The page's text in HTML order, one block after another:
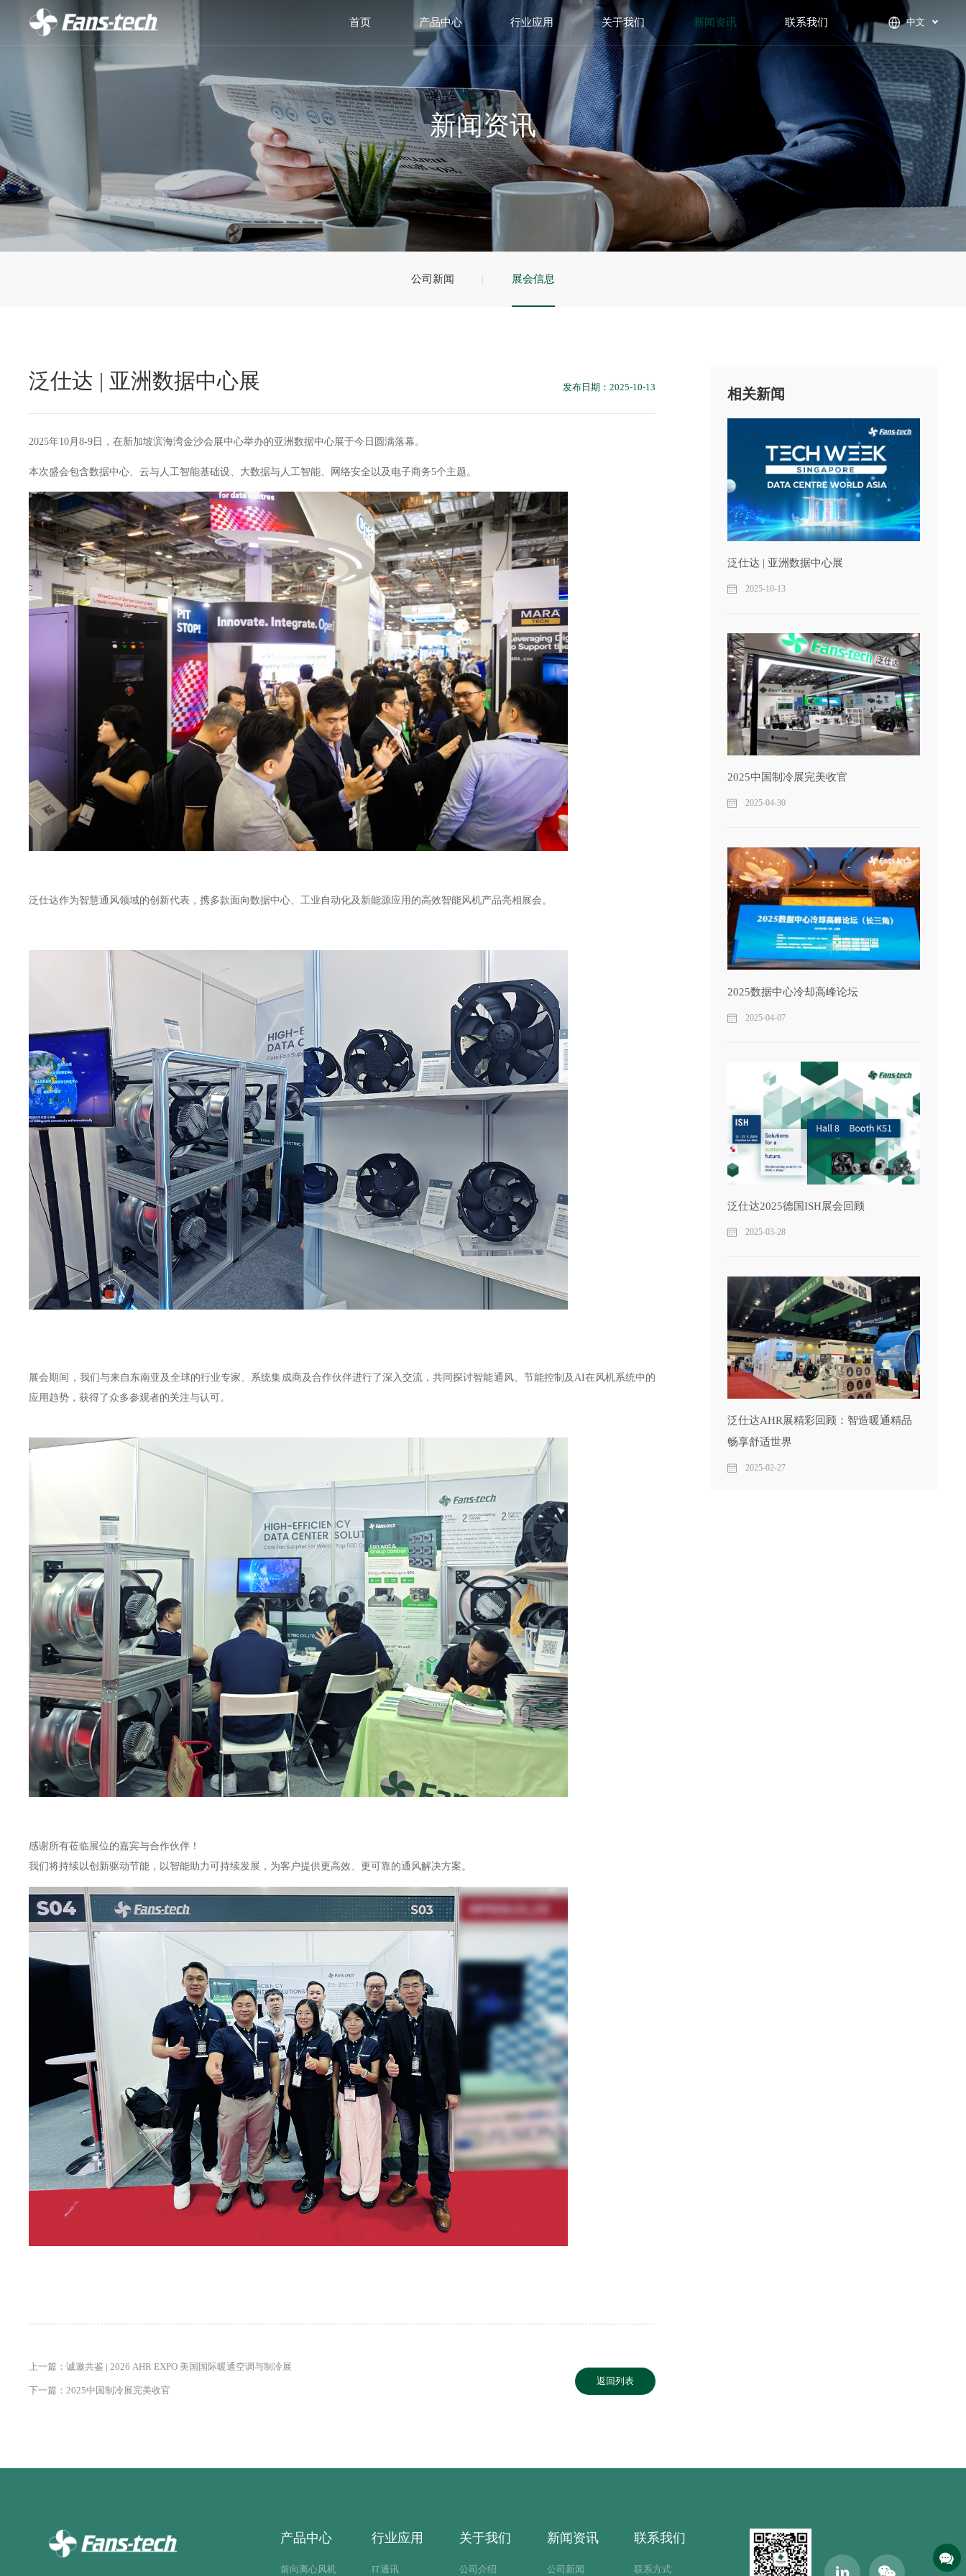
首页 产品中心 行业应用 关于我们 新闻资讯 联系我们 中文
新闻资讯
公司新闻 展会信息
泛仕达 | 亚洲数据中心展 发布日期：2025-10-13
2025年10月8-9日，在新加坡滨海湾金沙会展中心举办的亚洲数据中心展于今日圆满落幕。
本次盛会包含数据中心、云与人工智能基础设、大数据与人工智能、网络安全以及电子商务5个主题。
泛仕达作为智慧通风领域的创新代表，携多款面向数据中心、工业自动化及新能源应用的高效智能风机产品亮相展会。
展会期间，我们与来自东南亚及全球的行业专家、系统集成商及合作伙伴进行了深入交流，共同探讨智能通风、节能控制及AI在风机系统中的
应用趋势，获得了众多参观者的关注与认可。
感谢所有莅临展位的嘉宾与合作伙伴！
我们将持续以创新驱动节能，以智能助力可持续发展，为客户提供更高效、更可靠的通风解决方案。
返回列表
上一篇：诚邀共鉴 | 2026 AHR EXPO 美国国际暖通空调与制冷展
下一篇：2025中国制冷展完美收官
相关新闻
泛仕达 | 亚洲数据中心展
2025-10-13
2025中国制冷展完美收官
2025-04-30
2025数据中心冷却高峰论坛
2025-04-07
泛仕达2025德国ISH展会回顾
2025-03-28
泛仕达AHR展精彩回顾：智造暖通精品
畅享舒适世界
2025-02-27
产品中心
前向离心风机
行业应用
IT通讯
关于我们
公司介绍
新闻资讯
公司新闻
联系我们
联系方式